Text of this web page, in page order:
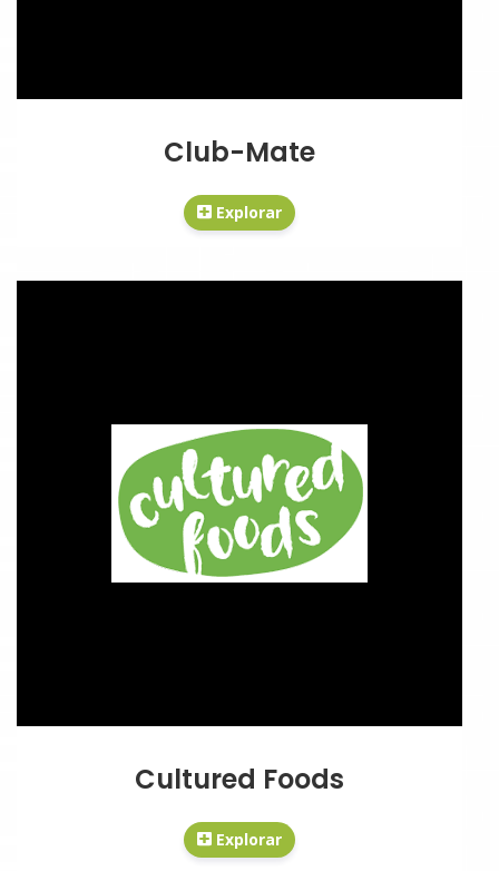
Club-Mate
Explorar
Cultured Foods
Explorar